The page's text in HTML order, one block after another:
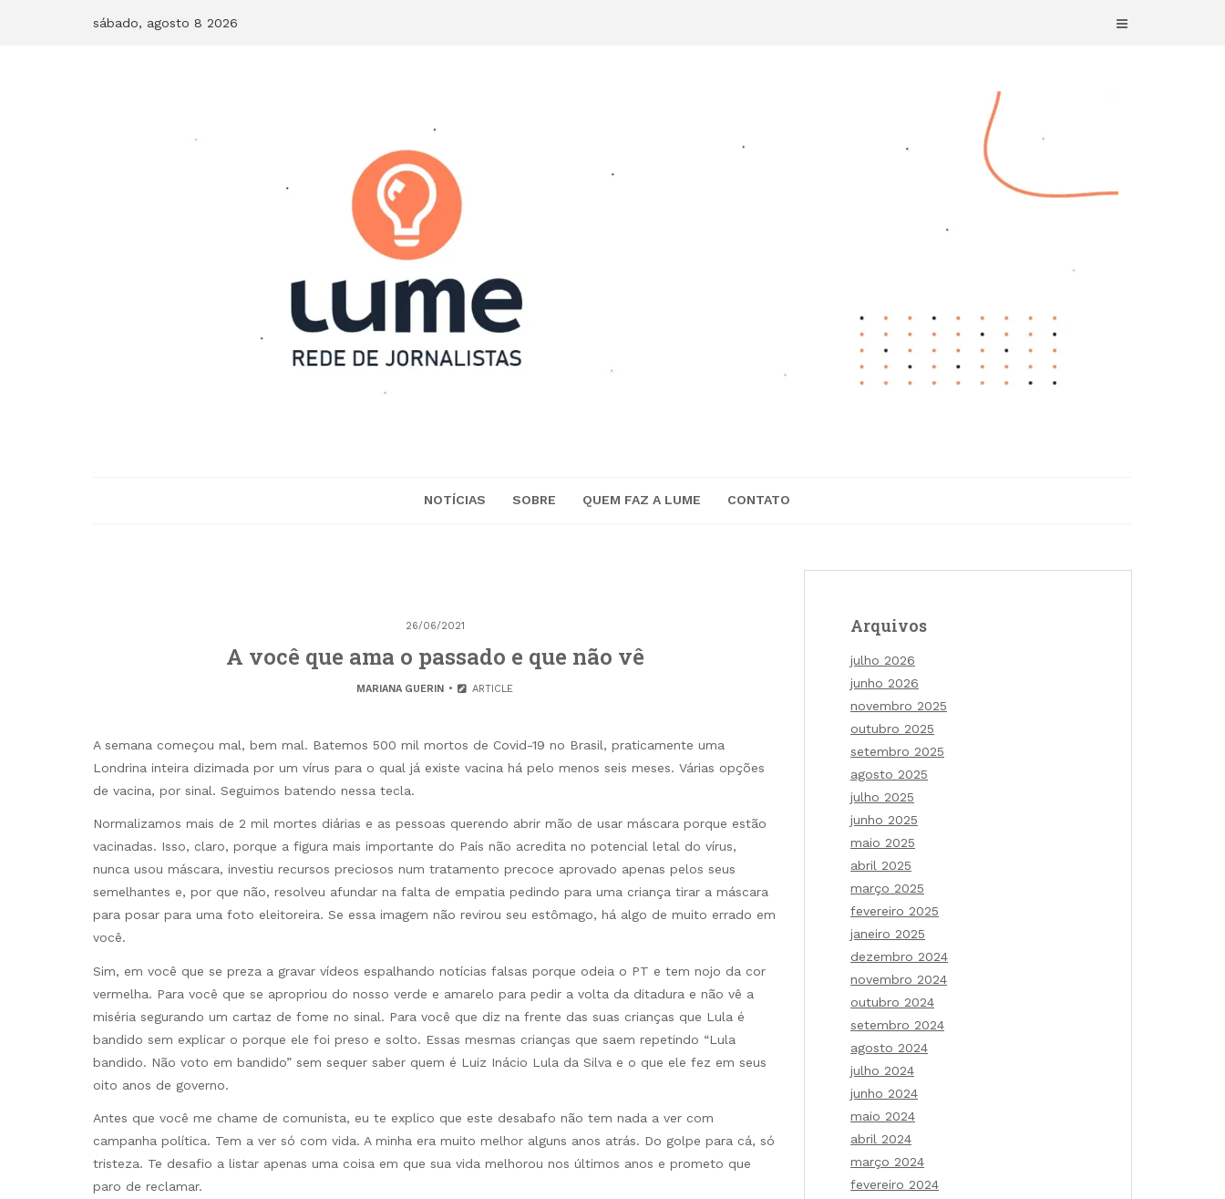
sábado, agosto 8 2026
NOTÍCIAS SOBRE QUEM FAZ A LUME CONTATO
26/06/2021
A você que ama o passado e que não vê
MARIANA GUERIN ARTICLE
A semana começou mal, bem mal. Batemos 500 mil mortos de Covid-19 no Brasil, praticamente uma
Londrina inteira dizimada por um vírus para o qual já existe vacina há pelo menos seis meses. Várias opções
de vacina, por sinal. Seguimos batendo nessa tecla.
Normalizamos mais de 2 mil mortes diárias e as pessoas querendo abrir mão de usar máscara porque estão
vacinadas. Isso, claro, porque a figura mais importante do País não acredita no potencial letal do vírus,
nunca usou máscara, investiu recursos preciosos num tratamento precoce aprovado apenas pelos seus
semelhantes e, por que não, resolveu afundar na falta de empatia pedindo para uma criança tirar a máscara
para posar para uma foto eleitoreira. Se essa imagem não revirou seu estômago, há algo de muito errado em
você.
Sim, em você que se preza a gravar vídeos espalhando notícias falsas porque odeia o PT e tem nojo da cor
vermelha. Para você que se apropriou do nosso verde e amarelo para pedir a volta da ditadura e não vê a
miséria segurando um cartaz de fome no sinal. Para você que diz na frente das suas crianças que Lula é
bandido sem explicar o porque ele foi preso e solto. Essas mesmas crianças que saem repetindo “Lula
bandido. Não voto em bandido” sem sequer saber quem é Luiz Inácio Lula da Silva e o que ele fez em seus
oito anos de governo.
Antes que você me chame de comunista, eu te explico que este desabafo não tem nada a ver com
campanha política. Tem a ver só com vida. A minha era muito melhor alguns anos atrás. Do golpe para cá, só
tristeza. Te desafio a listar apenas uma coisa em que sua vida melhorou nos últimos anos e prometo que
paro de reclamar.
Arquivos
julho 2026
junho 2026
novembro 2025
outubro 2025
setembro 2025
agosto 2025
julho 2025
junho 2025
maio 2025
abril 2025
março 2025
fevereiro 2025
janeiro 2025
dezembro 2024
novembro 2024
outubro 2024
setembro 2024
agosto 2024
julho 2024
junho 2024
maio 2024
abril 2024
março 2024
fevereiro 2024